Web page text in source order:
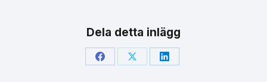
Dela detta inlägg
Share Share Share